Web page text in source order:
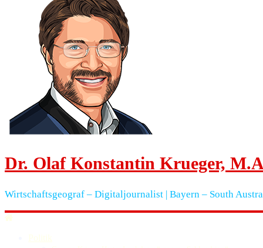
Dr. Olaf Konstantin Krueger,
Wirtschaftsgeograf – Digitaljournalist | Bayern – South
Politik